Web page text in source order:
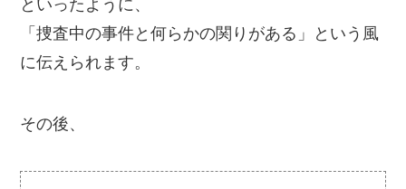
といったように、
「捜査中の事件と何らかの関りがある」という風
に伝えられます。
その後、